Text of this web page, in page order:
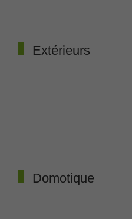
Extérieurs
Domotique